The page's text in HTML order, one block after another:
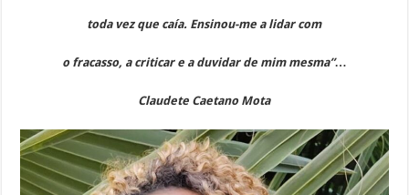
toda vez que caía. Ensinou-me a lidar com
o fracasso, a criticar e a duvidar de mim mesma”…
Claudete Caetano Mota